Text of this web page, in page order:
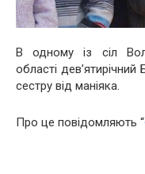
В одному із сіл
області
сестру від маніяка.
Про це повідомляють “